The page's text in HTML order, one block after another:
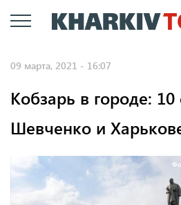
к
09 марта, 2021 - 16:07
Кобзарь в городе:
Шевченко и